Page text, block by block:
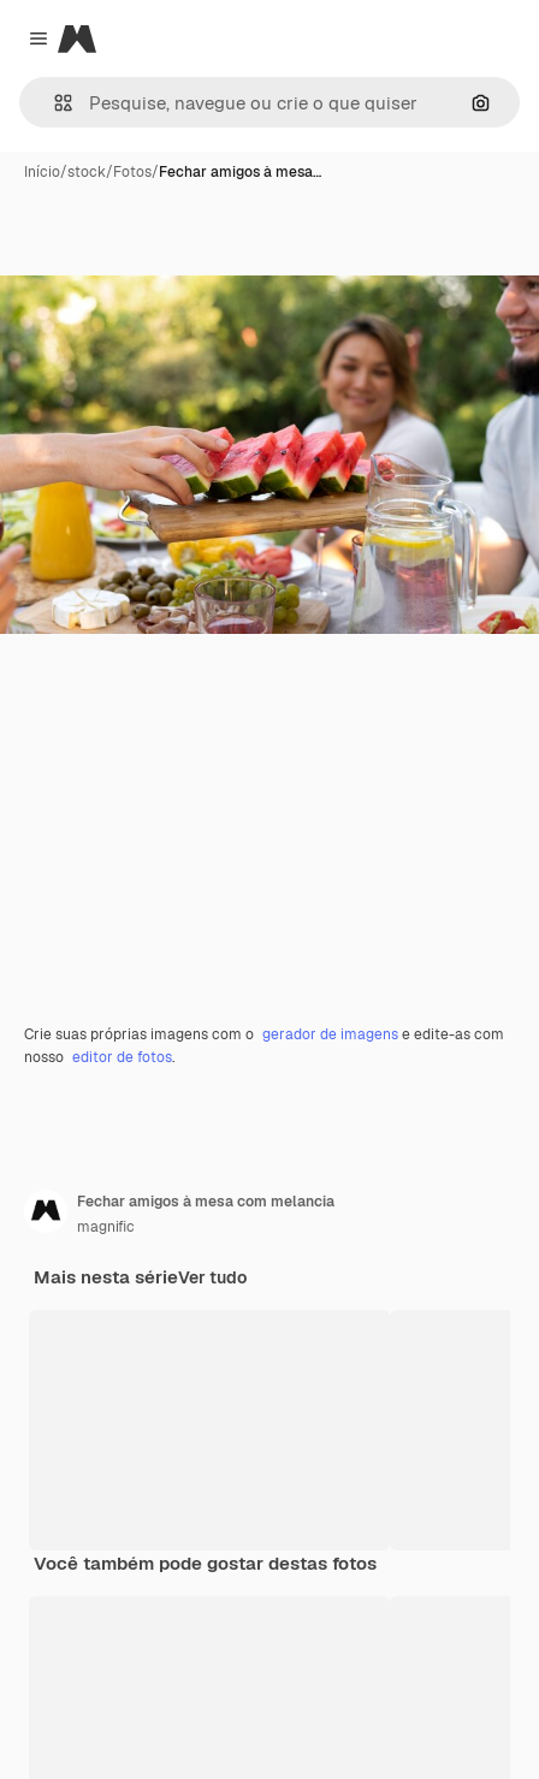
Close menu
Magnific
Início/stock/Fotos/Fechar amigos à mesa…
Crie suas próprias imagens com o gerador de imagense edite-as com
nosso editor de fotos.
Fechar amigos à mesa com melancia
magnific
Mais nesta sérieVer tudo
Você também pode gostar destas fotos